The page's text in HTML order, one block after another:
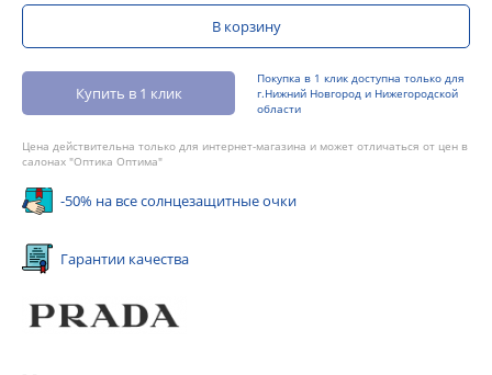
В корзину
Купить в 1 клик
Покупка в 1 клик доступна только для
г.Нижний Новгород и Нижегородской
области
Цена действительна только для интернет-магазина и может отличаться от цен в
салонах "Оптика Оптима"
-50% на все солнцезащитные очки
Гарантии качества